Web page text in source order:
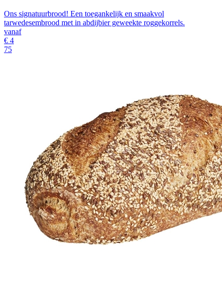
Ons signatuurbrood! Een toegankelijk en smaakvol
tarwedesembrood met in abdijbier geweekte roggekorrels.
vanaf
€ 4
75